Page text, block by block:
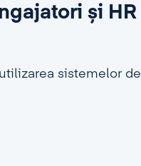
și HR
sistemelor de